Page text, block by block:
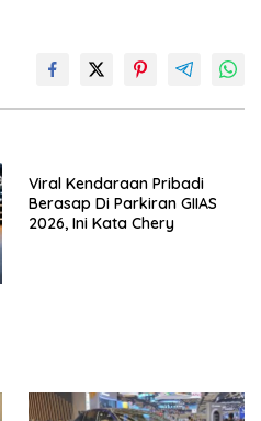
Viral Kendaraan Pribadi
Berasap Di Parkiran GIIAS
2026, Ini Kata Chery